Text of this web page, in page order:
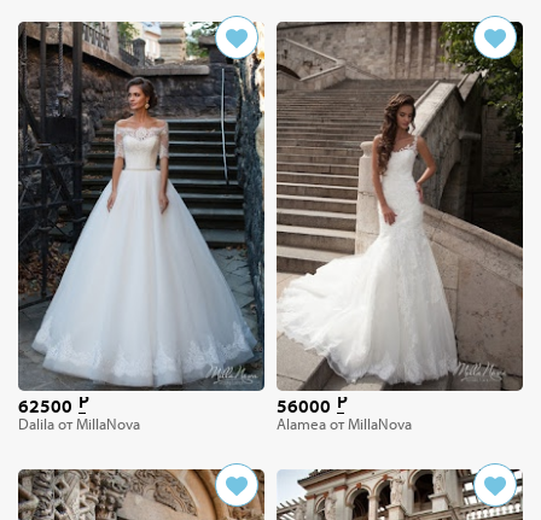
62500
Dalila от MillaNova
56000
Alamea от MillaNova